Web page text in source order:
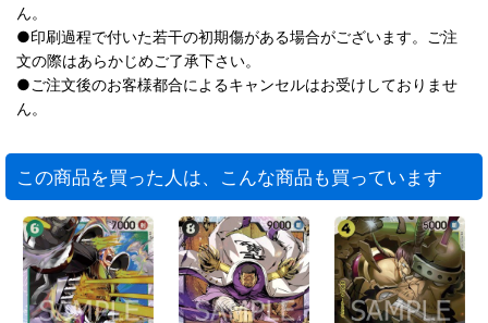
ん。
●印刷過程で付いた若干の初期傷がある場合がございます。ご注
文の際はあらかじめご了承下さい。
●ご注文後のお客様都合によるキャンセルはお受けしておりませ
ん。
この商品を買った人は、こんな商品も買っています